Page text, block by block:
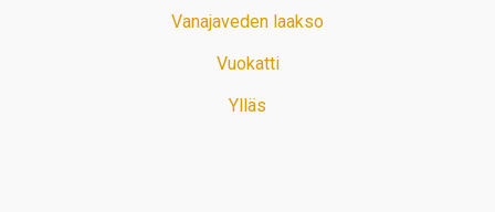
Vanajaveden laakso
Vuokatti
Ylläs